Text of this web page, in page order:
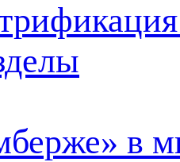
в